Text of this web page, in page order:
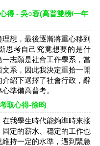
得 - 吳○蓉(高普雙榜/一年
想，最後逐漸將重心移到
思考自己究竟想要的是什
志願是社會工作學系，當
系，因此我決定重拾一開
紹下選擇了社會行政，辭
準備高普考。
取心得-徐昀
我學生時代能夠準時來接
定的薪水、穩定的工作也
持一定的水準，遇到緊急